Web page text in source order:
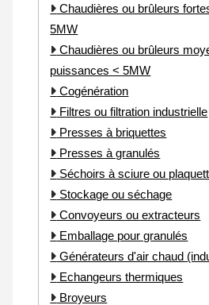
Chaudières ou brûleurs
5MW
Chaudières ou brûleurs
puissances < 5MW
Cogénération
Filtres ou filtration industrielle
Presses à briquettes
Presses à granulés
Séchoirs à sciure ou
Stockage ou séchage
Convoyeurs ou extracteurs
Emballage pour granulés
Générateurs d'air chaud
Echangeurs thermiques
Broyeurs